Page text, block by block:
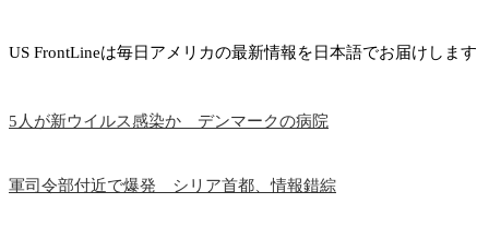
US FrontLineは毎日アメリカの最新情報を日本語でお届けします
5人が新ウイルス感染か デンマークの病院
軍司令部付近で爆発 シリア首都、情報錯綜